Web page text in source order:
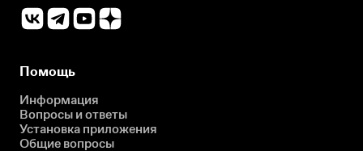
Помощь
Информация
Вопросы и ответы
Установка приложения
Общие вопросы